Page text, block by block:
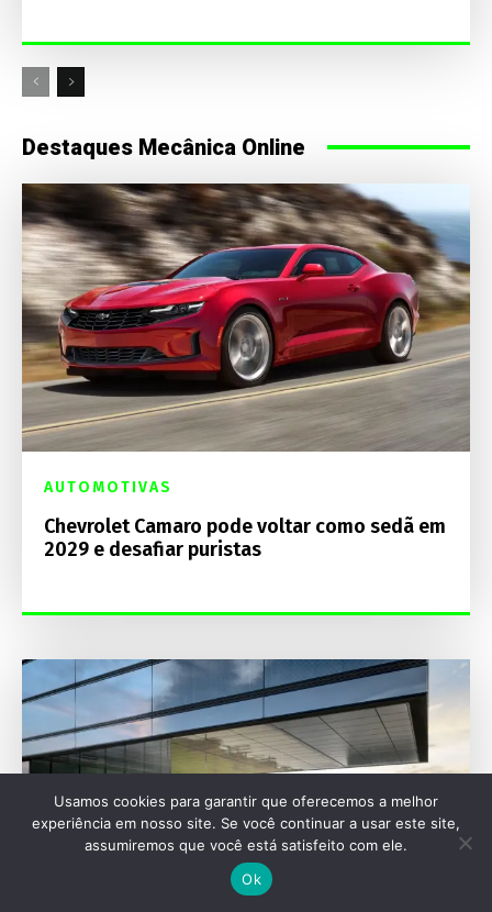
Destaques Mecânica Online
AUTOMOTIVAS
Chevrolet Camaro pode voltar como sedã em
2029 e desafiar puristas
Usamos cookies para garantir que oferecemos a melhor
experiência em nosso site. Se você continuar a usar este site,
assumiremos que você está satisfeito com ele.
Ok